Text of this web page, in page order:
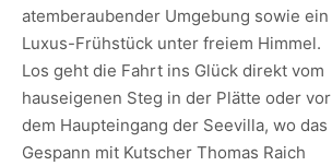
atemberaubender Umgebung sowie ein
Luxus-Frühstück unter freiem Himmel.
Los geht die Fahrt ins Glück direkt vom
hauseigenen Steg in der Plätte oder vor
dem Haupteingang der Seevilla, wo das
Gespann mit Kutscher Thomas Raich